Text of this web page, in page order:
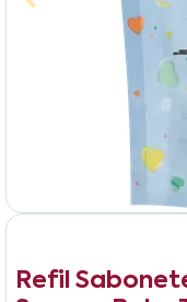
Refil